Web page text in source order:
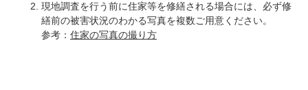
現地調査を行う前に住家等を修繕される場合には、必ず修
繕前の被害状況のわかる写真を複数ご用意ください。
参考： 住家の写真の撮り方